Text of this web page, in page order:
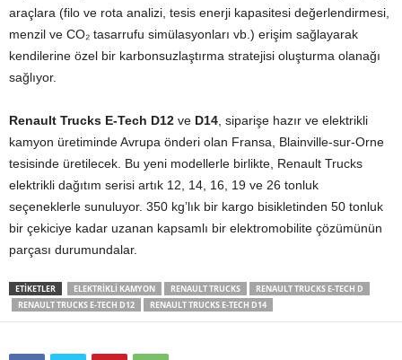
araçlara (filo ve rota analizi, tesis enerji kapasitesi değerlendirmesi,
menzil ve CO₂ tasarrufu simülasyonları vb.) erişim sağlayarak
kendilerine özel bir karbonsuzlaştırma stratejisi oluşturma olanağı
sağlıyor.
Renault Trucks E-Tech D12 ve D14, siparişe hazır ve elektrikli
kamyon üretiminde Avrupa önderi olan Fransa, Blainville-sur-Orne
tesisinde üretilecek. Bu yeni modellerle birlikte, Renault Trucks
elektrikli dağıtım serisi artık 12, 14, 16, 19 ve 26 tonluk
seçeneklerle sunuluyor. 350 kg’lık bir kargo bisikletinden 50 tonluk
bir çekiciye kadar uzanan kapsamlı bir elektromobilite çözümünün
parçası durumundalar.
ETIKETLER ELEKTRIKLI KAMYON RENAULT TRUCKS
RENAULT TRUCKS E-TECH D
RENAULT TRUCKS E-TECH D12
RENAULT TRUCKS E-TECH D14